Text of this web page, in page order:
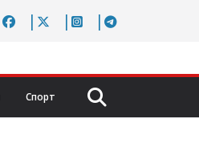
Спорт